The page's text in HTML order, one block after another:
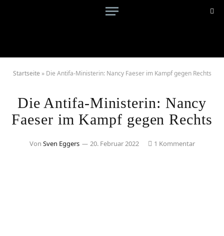
Startseite » Die Antifa-Ministerin: Nancy Faeser im Kampf gegen Rechts
Die Antifa-Ministerin: Nancy
Faeser im Kampf gegen Rechts
Von Sven Eggers 20. Februar 2022 1 Kommentar